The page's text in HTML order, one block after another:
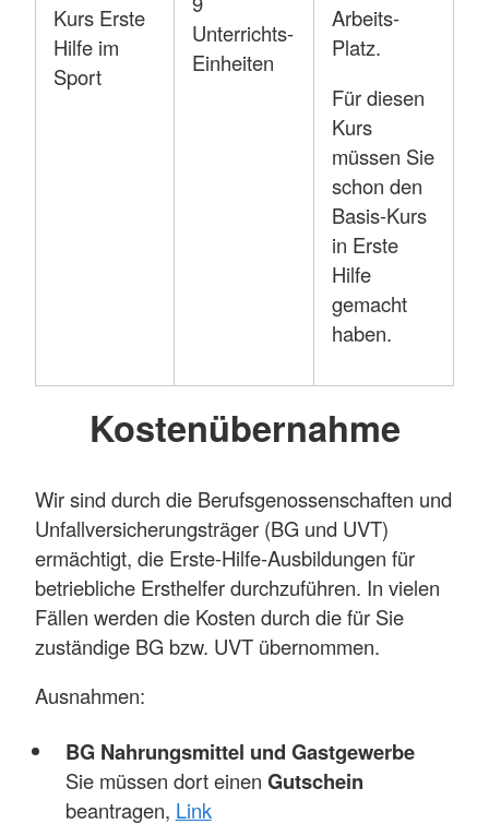
Kurs Erste
Hilfe im
Sport
Unterrichts-
Einheiten
Arbeits-
Platz.
Für diesen
Kurs
müssen Sie
schon den
Basis-Kurs
in Erste
Hilfe
gemacht
haben.
Kostenübernahme
Wir sind durch die Berufsgenossenschaften und
Unfallversicherungsträger (BG und UVT)
ermächtigt, die Erste-Hilfe-Ausbildungen für
betriebliche Ersthelfer durchzuführen. In vielen
Fällen werden die Kosten durch die für Sie
zuständige BG bzw. UVT übernommen.
Ausnahmen:
BG Nahrungsmittel und Gastgewerbe
Sie müssen dort einen Gutschein
beantragen, Link